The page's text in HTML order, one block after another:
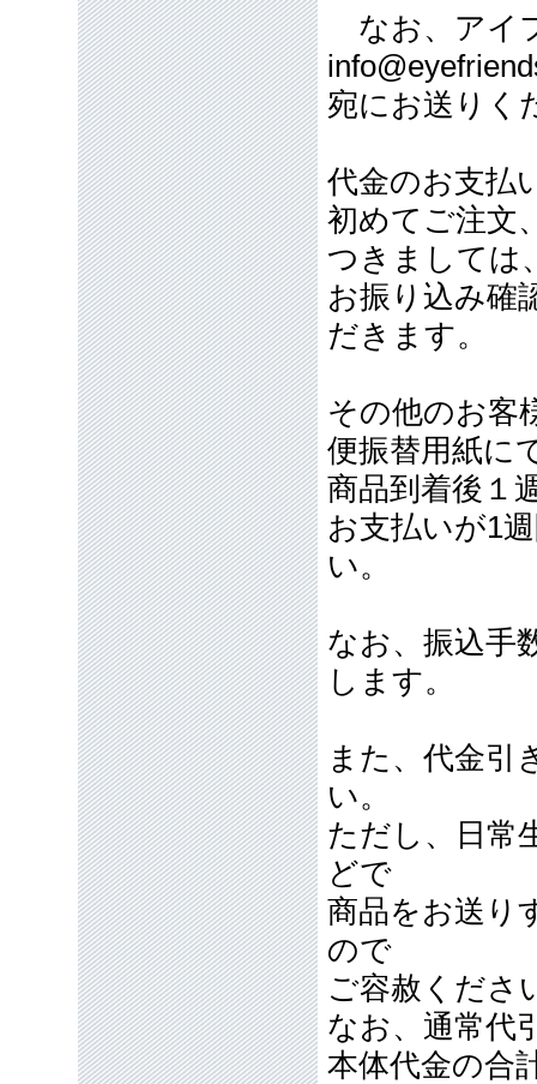
なお、アイ
宛にお送りく
代金のお支払
初めてご注文
つきましては
お振り込み確
だきます。
その他のお客
便振替用紙に
商品到着後１
お支払いが1
い。
なお、振込手
します。
また、代金引
い。
ただし、日常
どで
商品をお送り
ので
ご容赦くださ
なお、通常代
本体代金の合